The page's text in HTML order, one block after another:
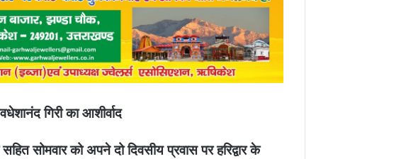
गिरी का आशीर्वाद
सोमवार को अपने दो दिवसीय प्रवास पर हरिद्वार के